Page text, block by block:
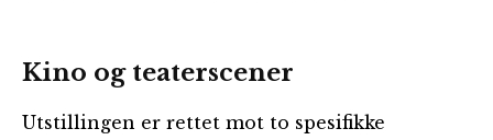
Kino og teaterscener
Utstillingen er rettet mot to spesifikke